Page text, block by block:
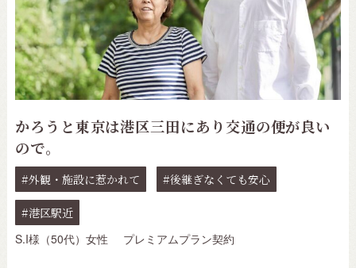
かろうと東京は港区三田にあり交通の便が良い
ので。
外観・施設に惹かれて 後継ぎなくても安心
港区駅近
S.I様（50代）女性
プレミアムプラン契約